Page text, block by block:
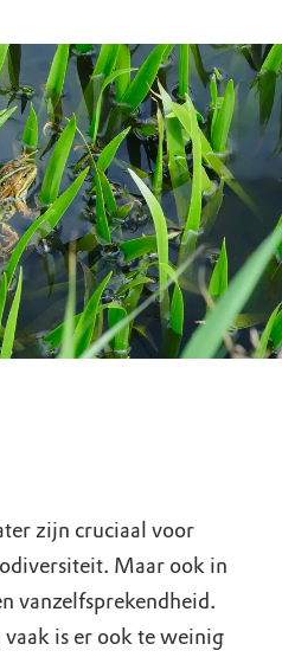
zijn cruciaal voor
Maar ook in
vanzelfsprekendheid.
is er ook te weinig